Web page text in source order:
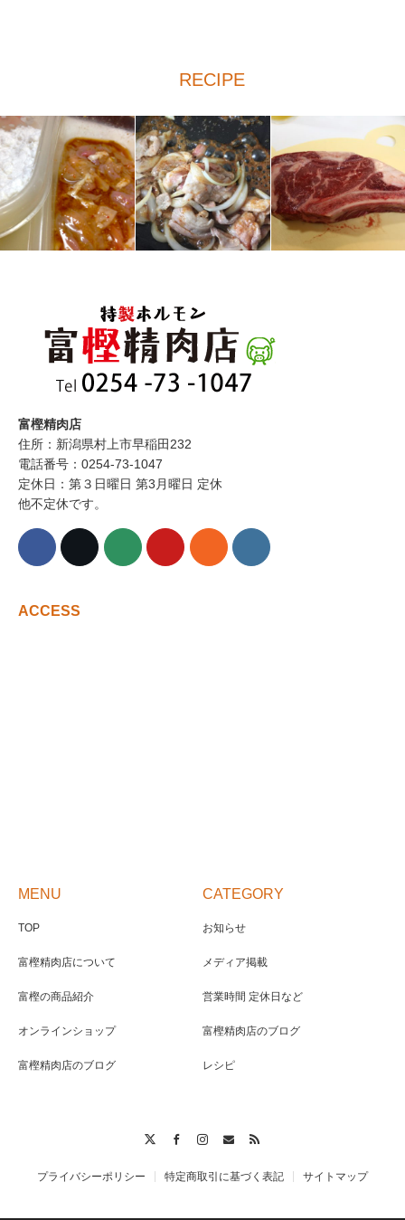
RECIPE
富樫精肉店
住所：新潟県村上市早稲田232
電話番号：0254-73-1047
定休日：第３日曜日 第3月曜日 定休
他不定休です。
ACCESS
MENU
TOP
富樫精肉店について
富樫の商品紹介
オンラインショップ
富樫精肉店のブログ
CATEGORY
お知らせ
メディア掲載
営業時間 定休日など
富樫精肉店のブログ
レシピ
RSS
プライバシーポリシー 特定商取引に基づく表記 サイトマップ